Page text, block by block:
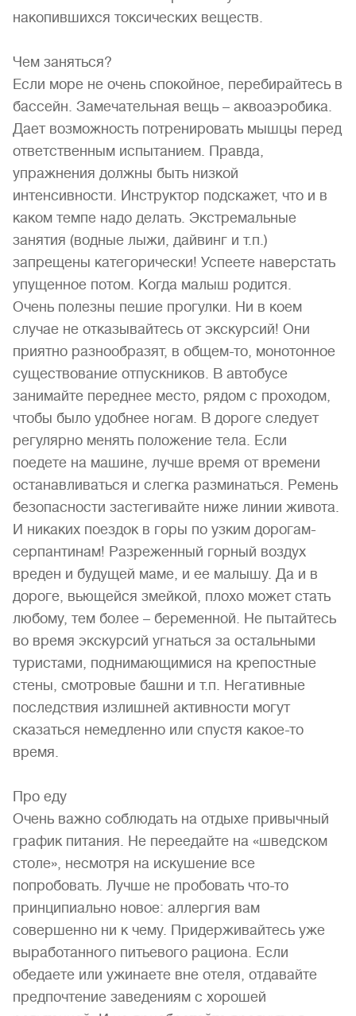
накопившихся токсических веществ.
Чем заняться?
Если море не очень спокойное, перебирайтесь в
бассейн. Замечательная вещь – аквоаэробика.
Дает возможность потренировать мышцы перед
ответственным испытанием. Правда,
упражнения должны быть низкой
интенсивности. Инструктор подскажет, что и в
каком темпе надо делать. Экстремальные
занятия (водные лыжи, дайвинг и т.п.)
запрещены категорически! Успеете наверстать
упущенное потом. Когда малыш родится.
Очень полезны пешие прогулки. Ни в коем
случае не отказывайтесь от экскурсий! Они
приятно разнообразят, в общем-то, монотонное
существование отпускников. В автобусе
занимайте переднее место, рядом с проходом,
чтобы было удобнее ногам. В дороге следует
регулярно менять положение тела. Если
поедете на машине, лучше время от времени
останавливаться и слегка разминаться. Ремень
безопасности застегивайте ниже линии живота.
И никаких поездок в горы по узким дорогам-
серпантинам! Разреженный горный воздух
вреден и будущей маме, и ее малышу. Да и в
дороге, вьющейся змейкой, плохо может стать
любому, тем более – беременной. Не пытайтесь
во время экскурсий угнаться за остальными
туристами, поднимающимися на крепостные
стены, смотровые башни и т.п. Негативные
последствия излишней активности могут
сказаться немедленно или спустя какое-то
время.
Про еду
Очень важно соблюдать на отдыхе привычный
график питания. Не переедайте на «шведском
столе», несмотря на искушение все
попробовать. Лучше не пробовать что-то
принципиально новое: аллергия вам
совершенно ни к чему. Придерживайтесь уже
выработанного питьевого рациона. Если
обедаете или ужинаете вне отеля, отдавайте
предпочтение заведениям с хорошей